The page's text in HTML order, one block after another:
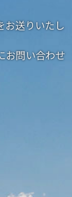
お送りいたし
お問い合わせ